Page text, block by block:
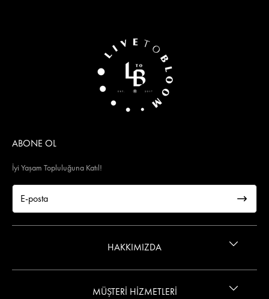
ABONE OL
İyi Yaşam Topluluğuna Katıl!
HAKKIMIZDA
Gizlilik ve Güvenlik Politikası
MÜŞTERİ HİZMETLERİ